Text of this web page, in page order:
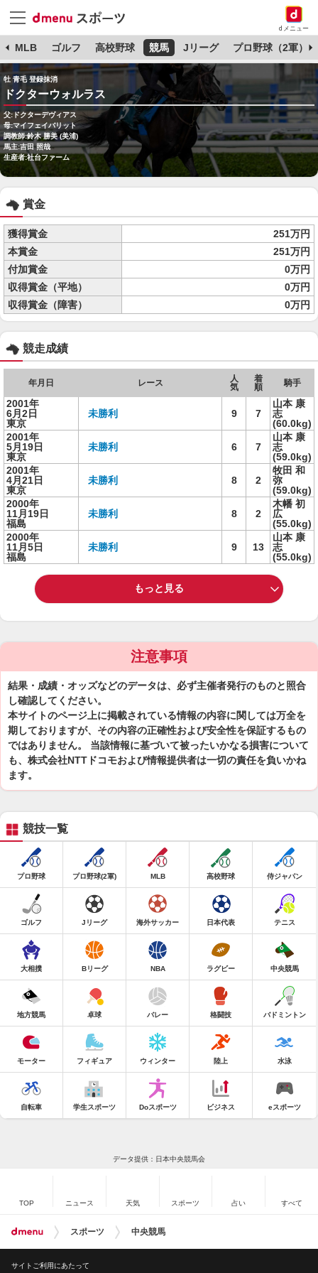
dメニュー
MLB ゴルフ 高校野球 競馬 Jリーグ プロ野球（2軍）
牡 青毛 登録抹消
ドクターウォルラス
父:ドクターデヴィアス
母:マイフェイバリット
調教師:鈴木 勝美 (美浦)
馬主:吉田 照哉
生産者:社台ファーム
賞金
獲得賞金
251万円
本賞金
251万円
付加賞金
0万円
収得賞金（平地）
0万円
収得賞金（障害）
0万円
競走成績
年月日 レース
人
気
着
順
騎手
2001年
6月2日
東京
未勝利 9 7
山本 康
志
(60.0kg)
2001年
5月19日
東京
未勝利 6 7
山本 康
志
(59.0kg)
2001年
4月21日
東京
未勝利 8 2
牧田 和
弥
(59.0kg)
2000年
11月19日
福島
未勝利 8 2
木幡 初
広
(55.0kg)
2000年
11月5日
福島
未勝利 9 13
山本 康
志
(55.0kg)
もっと見る
注意事項
結果・成績・オッズなどのデータは、必ず主催者発行のものと照合
し確認してください。
本サイトのページ上に掲載されている情報の内容に関しては万全を
期しておりますが、その内容の正確性および安全性を保証するもの
ではありません。 当該情報に基づいて被ったいかなる損害について
も、株式会社NTTドコモおよび情報提供者は一切の責任を負いかね
ます。
競技一覧
プロ野球 プロ野球(2軍) MLB 高校野球 侍ジャパン
ゴルフ Jリーグ 海外サッカー 日本代表 テニス
大相撲 Bリーグ NBA ラグビー 中央競馬
地方競馬 卓球 バレー 格闘技 バドミントン
モーター フィギュア ウィンター 陸上 水泳
自転車 学生スポーツ Doスポーツ ビジネス eスポーツ
データ提供：日本中央競馬会
TOP ニュース 天気 スポーツ 占い すべて
スポーツ 中央競馬
サイトご利用にあたって